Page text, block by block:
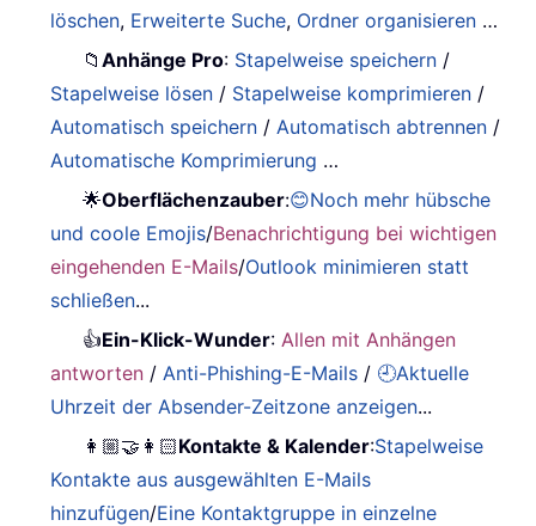
löschen, Erweiterte Suche, Ordner organisieren …
📁Anhänge Pro: Stapelweise speichern /
Stapelweise lösen / Stapelweise komprimieren /
Automatisch speichern / Automatisch abtrennen /
Automatische Komprimierung …
🌟Oberflächenzauber:😊Noch mehr hübsche
und coole Emojis/Benachrichtigung bei wichtigen
eingehenden E-Mails/Outlook minimieren statt
schließen...
👍Ein-Klick-Wunder: Allen mit Anhängen
antworten / Anti-Phishing-E-Mails / 🕘Aktuelle
Uhrzeit der Absender-Zeitzone anzeigen...
👩🏼‍🤝‍👩🏻Kontakte & Kalender:Stapelweise
Kontakte aus ausgewählten E-Mails
hinzufügen/Eine Kontaktgruppe in einzelne